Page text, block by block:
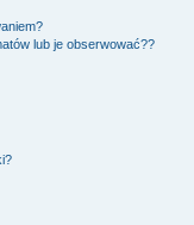
lub je obserwować??